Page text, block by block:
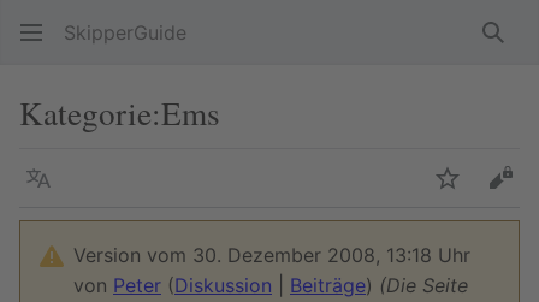
SkipperGuide
Kategorie:Ems
Sprache
Version vom 30. Dezember 2008, 13:18 Uhr
von Peter (Diskussion Beiträge) (Die Seite